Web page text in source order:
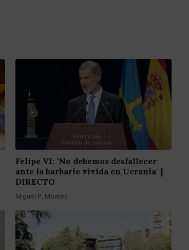
Felipe VI: "No debemos desfallecer
ante la barbarie vivida en Ucrania" |
DIRECTO
Miguel P. Montes